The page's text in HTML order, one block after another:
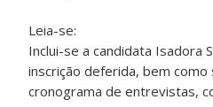
Leia-se:
Inclui-se a candidata Isadora
inscrição deferida, bem como
cronograma de entrevistas,